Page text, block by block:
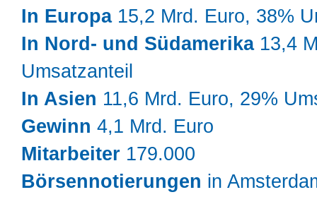
In Europa15,2 Mrd. Euro, 38%
In Nord- und Südamerika13,4
Umsatzanteil
In Asien 11,6 Mrd. Euro, 29%
Gewinn 4,1 Mrd. Euro
Mitarbeiter 179.000
Börsennotierungen in